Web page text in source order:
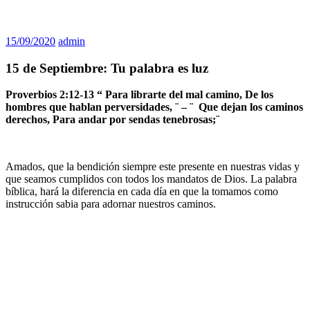
15/09/2020 admin
15 de Septiembre: Tu palabra es luz
Proverbios 2:12-13 “ Para librarte del mal camino, De los
hombres que hablan perversidades, ¨ – ¨ Que dejan los caminos
derechos, Para andar por sendas tenebrosas;¨
Amados, que la bendición siempre este presente en nuestras vidas y
que seamos cumplidos con todos los mandatos de Dios. La palabra
bíblica, hará la diferencia en cada día en que la tomamos como
instrucción sabia para adornar nuestros caminos.